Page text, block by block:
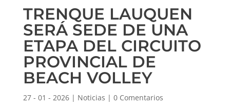
TRENQUE LAUQUEN
SERÁ SEDE DE UNA
ETAPA DEL CIRCUITO
PROVINCIAL DE
BEACH VOLLEY
27 - 01 - 2026| Noticias | 0 Comentarios